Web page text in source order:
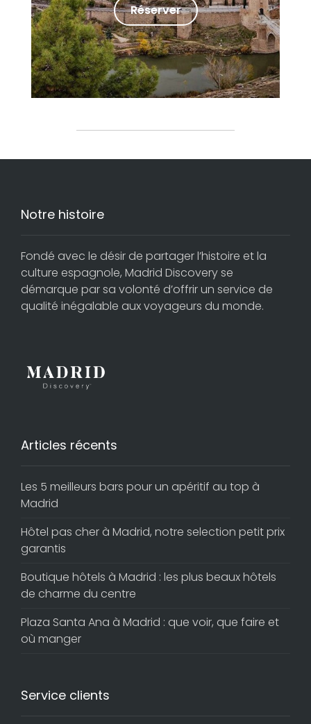
Réserver
Notre histoire
Fondé avec le désir de partager l’histoire et la
culture espagnole, Madrid Discovery se
démarque par sa volonté d’offrir un service de
qualité inégalable aux voyageurs du monde.
Articles récents
Les 5 meilleurs bars pour un apéritif au top à
Madrid
Hôtel pas cher à Madrid, notre selection petit prix
garantis
Boutique hôtels à Madrid : les plus beaux hôtels
de charme du centre
Plaza Santa Ana à Madrid : que voir, que faire et
où manger
Service clients